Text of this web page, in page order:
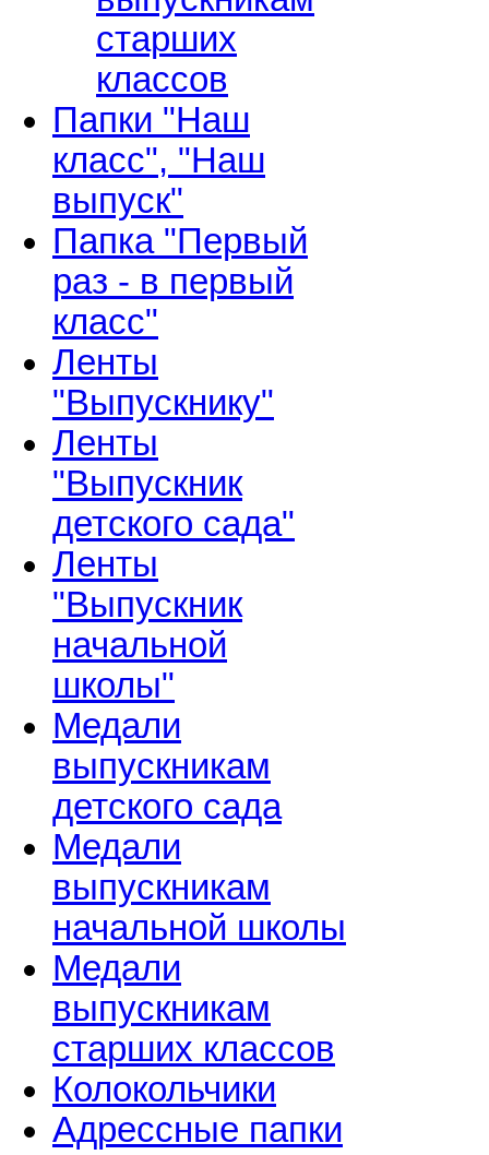
старших
классов
Папки "Наш
класс", "Наш
выпуск"
Папка "Первый
раз - в первый
класс"
Ленты
"Выпускнику"
Ленты
"Выпускник
детского сада"
Ленты
"Выпускник
начальной
школы"
Медали
выпускникам
детского сада
Медали
выпускникам
начальной школы
Медали
выпускникам
старших классов
Колокольчики
Адрессные папки